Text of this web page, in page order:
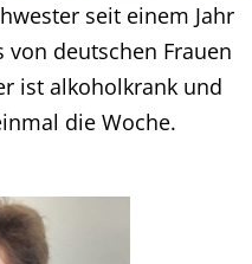
seit einem Jahr
deutschen Frauen
ist alkoholkrank und
die Woche.